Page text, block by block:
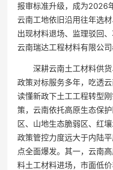
报审标准升级，成为2026
云南工地依旧沿用往年选
出现材料退场、监理驳回
云南瑞达工程材料有限公
深耕云南土工材料供
政策对标服务多年，吃透
读懂新政下土工工程转型
策，云南依托高原生态保
区、山地生态脆弱区、红
政策管控力度远大于内陆
点全面爆发。其一，云南
料土工材料进场，市面低